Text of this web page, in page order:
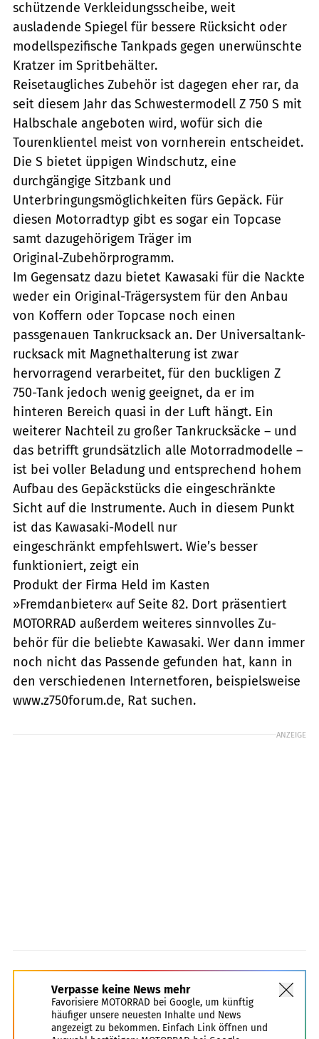
schützende Verkleidungsscheibe, weit
ausladende Spiegel für bessere Rücksicht oder
modellspezifische Tankpads gegen unerwünschte
Kratzer im Spritbehälter.
Reisetaugliches Zubehör ist dagegen eher rar, da
seit diesem Jahr das Schwestermodell Z 750 S mit
Halbschale angeboten wird, wofür sich die
Tourenklientel meist von vornherein entscheidet.
Die S bietet üppigen Windschutz, eine
durchgängige Sitzbank und
Unterbringungsmöglichkeiten fürs Gepäck. Für
diesen Motorradtyp gibt es sogar ein Topcase
samt dazugehörigem Träger im
Original-Zubehörprogramm.
Im Gegensatz dazu bietet Kawasaki für die Nackte
weder ein Original-Trägersystem für den Anbau
von Koffern oder Topcase noch einen
passgenauen Tankrucksack an. Der Universaltank-
rucksack mit Magnethalterung ist zwar
hervorragend verarbeitet, für den buckligen Z
750-Tank jedoch wenig geeignet, da er im
hinteren Bereich quasi in der Luft hängt. Ein
weiterer Nachteil zu großer Tankrucksäcke – und
das betrifft grundsätzlich alle Motorradmodelle –
ist bei voller Beladung und entsprechend hohem
Aufbau des Gepäckstücks die eingeschränkte
Sicht auf die Instrumente. Auch in diesem Punkt
ist das Kawasaki-Modell nur
eingeschränkt empfehlswert. Wie’s besser
funktioniert, zeigt ein
Produkt der Firma Held im Kasten
»Fremdanbieter« auf Seite 82. Dort präsentiert
MOTORRAD außerdem weiteres sinnvolles Zu-
behör für die beliebte Kawasaki. Wer dann immer
noch nicht das Passende gefunden hat, kann in
den verschiedenen Internetforen, beispielsweise
www.z750forum.de, Rat suchen.
ANZEIGE
Verpasse keine News mehr
Favorisiere MOTORRAD bei Google, um künftig
häufiger unsere neuesten Inhalte und News
angezeigt zu bekommen. Einfach Link öffnen und